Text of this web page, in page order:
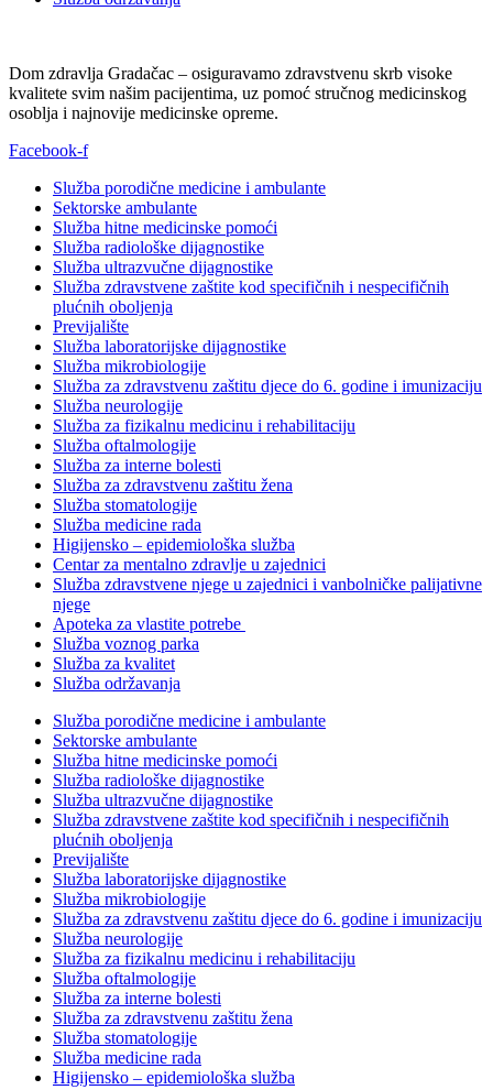
Dom zdravlja Gradačac – osiguravamo zdravstvenu skrb visoke
kvalitete svim našim pacijentima, uz pomoć stručnog medicinskog
osoblja i najnovije medicinske opreme.
Facebook-f
Služba porodične medicine i ambulante
Sektorske ambulante
Služba hitne medicinske pomoći
Služba radiološke dijagnostike
Služba ultrazvučne dijagnostike
Služba zdravstvene zaštite kod specifičnih i nespecifičnih
plućnih oboljenja
Previjalište
Služba laboratorijske dijagnostike
Služba mikrobiologije
Služba za zdravstvenu zaštitu djece do 6. godine i imunizaciju
Služba neurologije
Služba za fizikalnu medicinu i rehabilitaciju
Služba oftalmologije
Služba za interne bolesti
Služba za zdravstvenu zaštitu žena
Služba stomatologije
Služba medicine rada
Higijensko – epidemiološka služba
Centar za mentalno zdravlje u zajednici
Služba zdravstvene njege u zajednici i vanbolničke palijativne
njege
Apoteka za vlastite potrebe
Služba voznog parka
Služba za kvalitet
Služba održavanja
Služba porodične medicine i ambulante
Sektorske ambulante
Služba hitne medicinske pomoći
Služba radiološke dijagnostike
Služba ultrazvučne dijagnostike
Služba zdravstvene zaštite kod specifičnih i nespecifičnih
plućnih oboljenja
Previjalište
Služba laboratorijske dijagnostike
Služba mikrobiologije
Služba za zdravstvenu zaštitu djece do 6. godine i imunizaciju
Služba neurologije
Služba za fizikalnu medicinu i rehabilitaciju
Služba oftalmologije
Služba za interne bolesti
Služba za zdravstvenu zaštitu žena
Služba stomatologije
Služba medicine rada
Higijensko – epidemiološka služba